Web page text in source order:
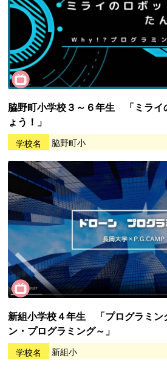
脇野町小学校３～６年生 「ミライ
ょう！」
学校名 脇野町小
新組小学校４年生 「プログラミン
ン・プログラミング～」
学校名 新組小